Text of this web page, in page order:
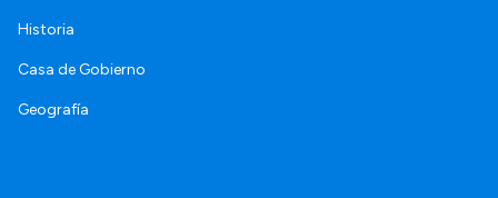
Historia
Casa de Gobierno
Geografía